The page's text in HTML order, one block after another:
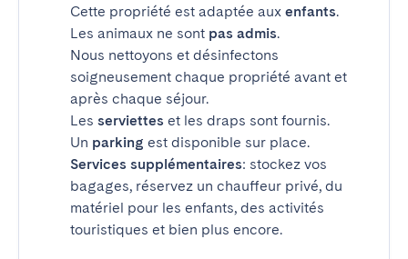
Cette propriété est adaptée aux enfants.
Les animaux ne sont pas admis.
Nous nettoyons et désinfectons
soigneusement chaque propriété avant et
après chaque séjour.
Les serviettes et les draps sont fournis.
Un parking est disponible sur place.
Services supplémentaires: stockez vos
bagages, réservez un chauffeur privé, du
matériel pour les enfants, des activités
touristiques et bien plus encore.